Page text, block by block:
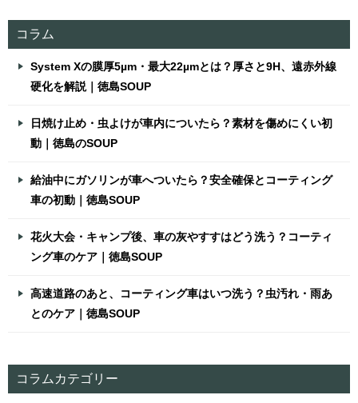
コラム
System Xの膜厚5µm・最大22µmとは？厚さと9H、遠赤外線
硬化を解説｜徳島SOUP
日焼け止め・虫よけが車内についたら？素材を傷めにくい初
動｜徳島のSOUP
給油中にガソリンが車へついたら？安全確保とコーティング
車の初動｜徳島SOUP
花火大会・キャンプ後、車の灰やすすはどう洗う？コーティ
ング車のケア｜徳島SOUP
高速道路のあと、コーティング車はいつ洗う？虫汚れ・雨あ
とのケア｜徳島SOUP
コラムカテゴリー